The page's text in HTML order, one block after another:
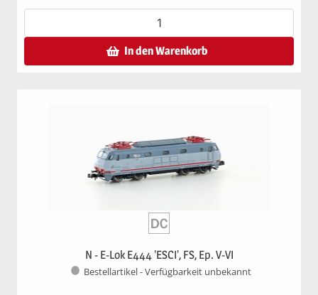
In den Warenkorb
N - E-Lok E444 'ESCI', FS, Ep. V-VI
Bestellartikel - Verfügbarkeit unbekannt